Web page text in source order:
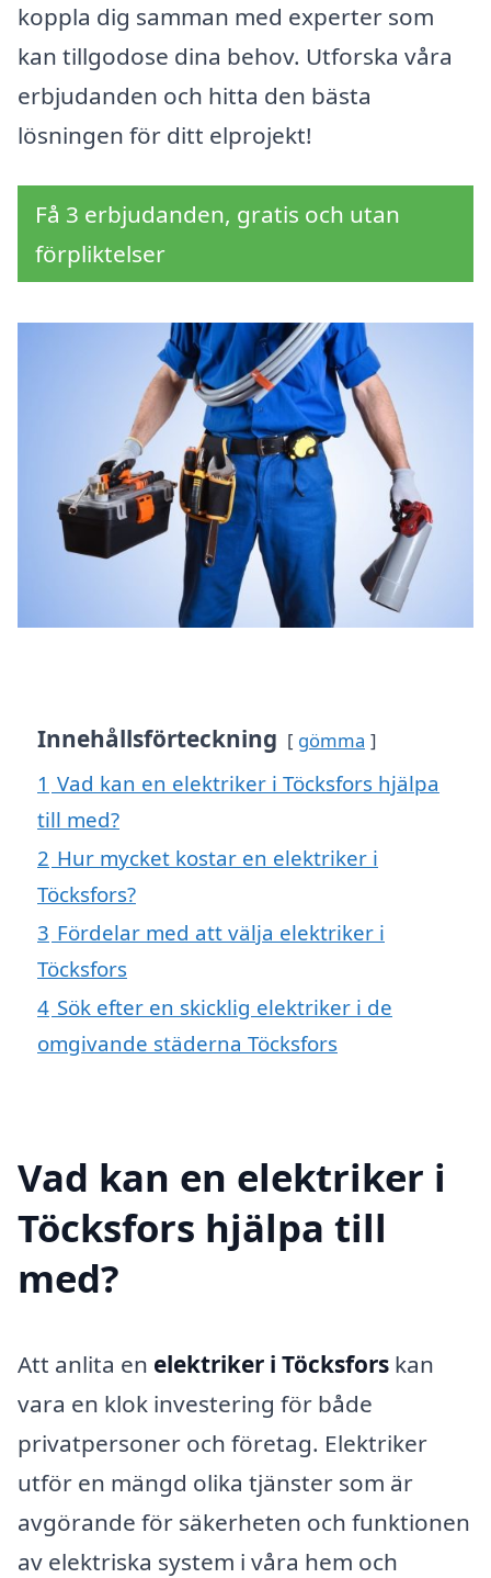
koppla dig samman med experter som
kan tillgodose dina behov. Utforska våra
erbjudanden och hitta den bästa
lösningen för ditt elprojekt!
Få 3 erbjudanden, gratis och utan
förpliktelser
Innehållsförteckning gömma
1 Vad kan en elektriker i Töcksfors hjälpa
till med?
2 Hur mycket kostar en elektriker i
Töcksfors?
3 Fördelar med att välja elektriker i
Töcksfors
4 Sök efter en skicklig elektriker i de
omgivande städerna Töcksfors
Vad kan en elektriker i
Töcksfors hjälpa till
med?
Att anlita en elektriker i Töcksfors kan
vara en klok investering för både
privatpersoner och företag. Elektriker
utför en mängd olika tjänster som är
avgörande för säkerheten och funktionen
av elektriska system i våra hem och